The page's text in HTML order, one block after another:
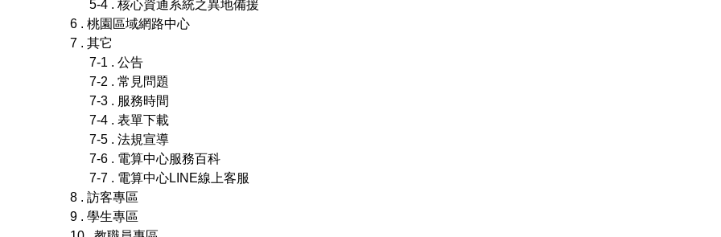
5-4 . 核心資通系統之異地備援
6 . 桃園區域網路中心
7 . 其它
7-1 . 公告
7-2 . 常見問題
7-3 . 服務時間
7-4 . 表單下載
7-5 . 法規宣導
7-6 . 電算中心服務百科
7-7 . 電算中心LINE線上客服
8 . 訪客專區
9 . 學生專區